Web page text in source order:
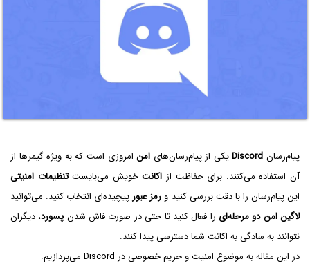
پیام‌رسان Discordیکی از پیام‌رسان‌های امنامروزی است که به ویژه گیمرها از
آن استفاده می‌کنند. برای حفاظت از اکانتخویش می‌بایستتنظیمات امنیتی
این پیام‌رسان را با دقت بررسی کنید و رمز عبور پیچیده‌ای انتخاب کنید. می‌توانید
لاگین امن دو مرحله‌ای را فعال کنید تا حتی در صورت فاش شدن پسورد، دیگران
نتوانند به سادگی به اکانت شما دسترسی پیدا کنند.
در این مقاله به موضوع امنیت و حریم خصوصی در Discord می‌پردازیم.